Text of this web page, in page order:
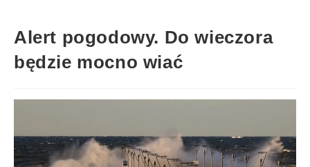
Alert pogodowy. Do wieczora
będzie mocno wiać